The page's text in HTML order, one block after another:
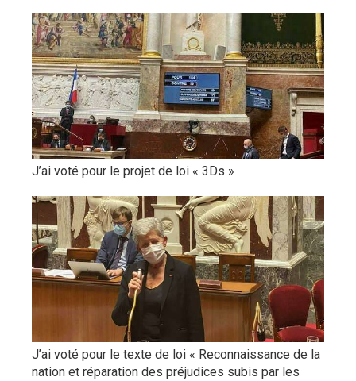
J’ai voté pour le projet de loi « 3Ds »
J’ai voté pour le texte de loi « Reconnaissance de la
nation et réparation des préjudices subis par les